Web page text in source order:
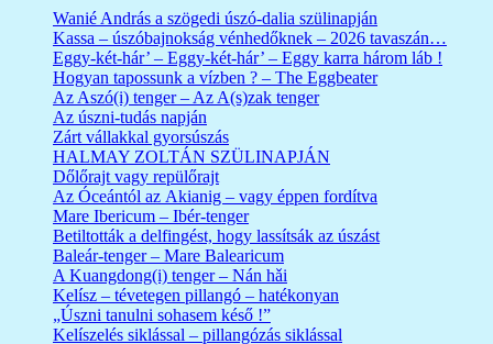
Wanié András a szögedi úszó-dalia szülinapján
Kassa – úszóbajnokság vénhedőknek – 2026 tavaszán…
Eggy-két-hár’ – Eggy-két-hár’ – Eggy karra három láb !
Hogyan tapossunk a vízben ? – The Eggbeater
Az Aszó(i) tenger – Az A(s)zak tenger
Az úszni-tudás napján
Zárt vállakkal gyorsúszás
HALMAY ZOLTÁN SZÜLINAPJÁN
Dőlőrajt vagy repülőrajt
Az Óceántól az Akianig – vagy éppen fordítva
Mare Ibericum – Ibér-tenger
Betiltották a delfingést, hogy lassítsák az úszást
Baleár-tenger – Mare Balearicum
A Kuangdong(i) tenger – Nán hǎi
Kelísz – tévetegen pillangó – hatékonyan
„Úszni tanulni sohasem késő !”
Kelíszelés siklással – pillangózás siklással